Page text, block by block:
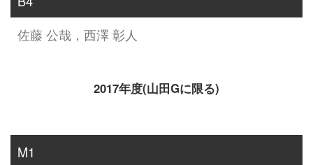
佐藤 公哉，西澤 彰人
2017年度(山田Gに限る)
M1